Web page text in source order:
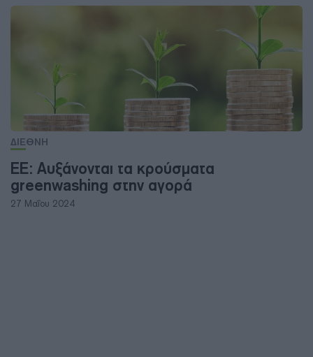
ΔΙΕΘΝΗ
ΕΕ: Αυξάνονται τα κρούσματα
greenwashing στην αγορά
27 Μαΐου 2024